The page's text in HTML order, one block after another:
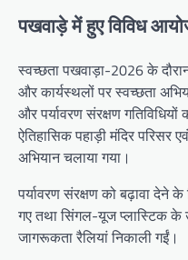
पखवाड़े में हुए विविध
स्वच्छता पखवाड़ा-2026 के
और कार्यस्थलों पर स्वच्छता
और पर्यावरण संरक्षण
ऐतिहासिक पहाड़ी मंदिर
अभियान चलाया गया।
पर्यावरण संरक्षण को बढ़ावा देने
गए तथा सिंगल-यूज प्लास्टिक के
जागरूकता रैलियां निकाली गईं।